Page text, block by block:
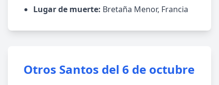
Lugar de muerte: Bretaña Menor, Francia
Otros Santos del 6 de octubre